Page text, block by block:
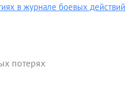
в журнале боевых действий
потерях